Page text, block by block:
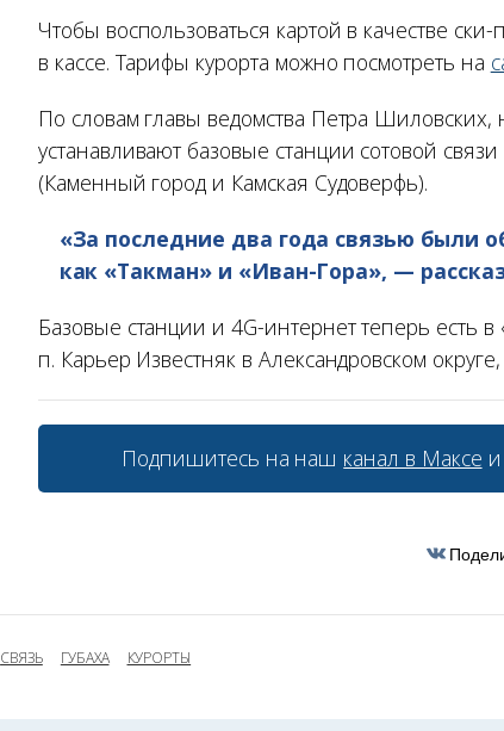
Чтобы воспользоваться картой в качестве
в кассе. Тарифы курорта можно посмотреть на
По словам главы ведомства Петра
устанавливают базовые станции сотовой
(Каменный город и Камская Судоверфь).
«За последние два года связью были
как «Такман» и «Иван-Гора», —
Базовые станции и 4G-интернет теперь есть
п. Карьер Известняк в Александровском
Подпишитесь на наш канал в Максе
СВЯЗЬ ГУБАХА КУРОРТЫ